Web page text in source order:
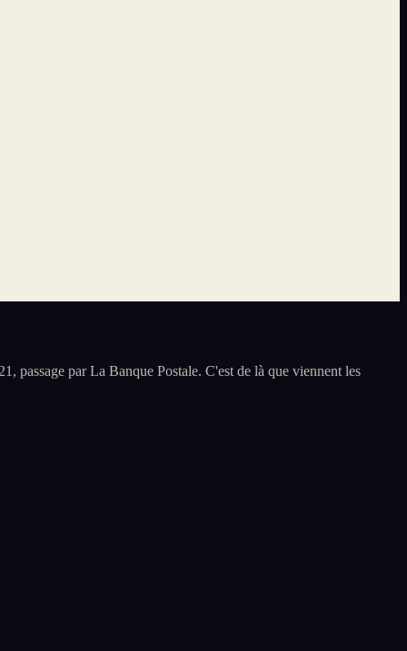
passage par La Banque Postale. C'est de là que viennent les